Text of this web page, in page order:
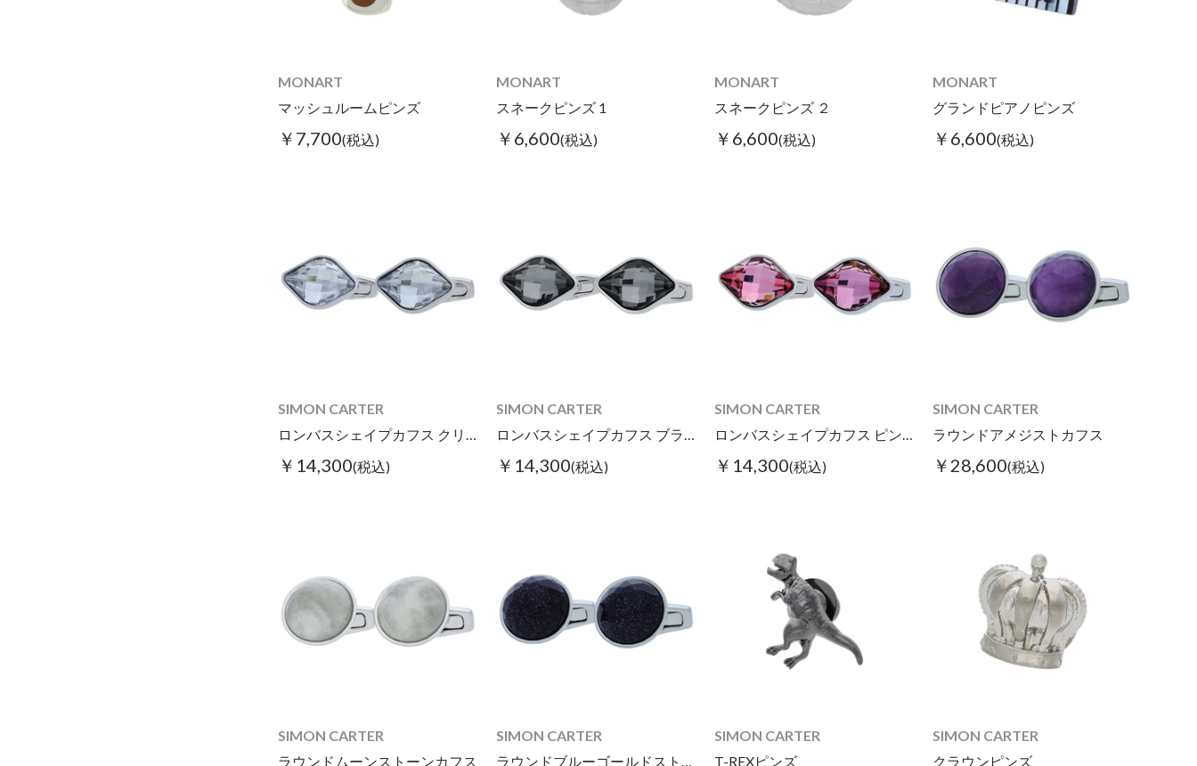
MONART
マッシュルームピンズ
￥7,700(税込)
MONART
スネークピンズ 1
￥6,600(税込)
MONART
スネークピンズ ２
￥6,600(税込)
MONART
グランドピアノピンズ
￥6,600(税込)
SIMON CARTER
ロンバスシェイプカフス クリアカラー
￥14,300(税込)
SIMON CARTER
ロンバスシェイプカフス ブラッククリアカラー
￥14,300(税込)
SIMON CARTER
ロンバスシェイプカフス ピンククリアカラー
￥14,300(税込)
SIMON CARTER
ラウンドアメジストカフス
￥28,600(税込)
SIMON CARTER
ラウンドムーンストーンカフス
SIMON CARTER
ラウンドブルーゴールドストーンカフス
SIMON CARTER
T-REXピンズ
SIMON CARTER
クラウンピンズ